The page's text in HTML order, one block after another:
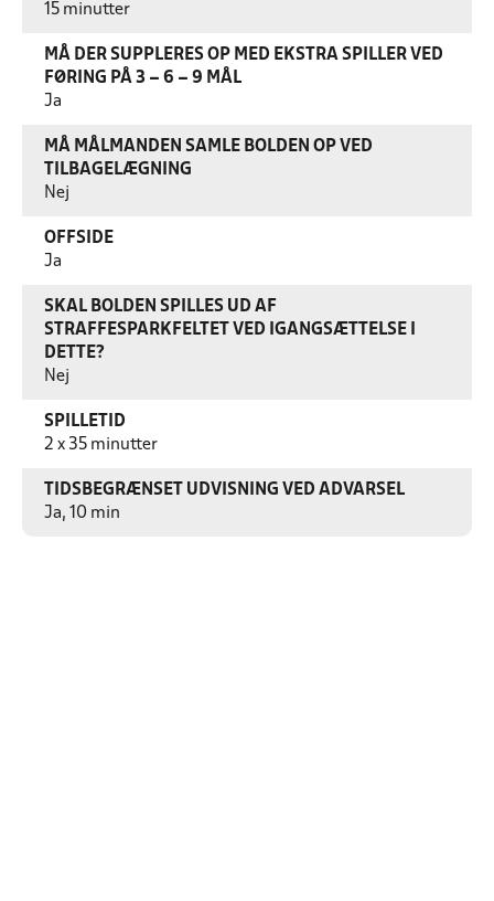
15 minutter
MÅ DER SUPPLERES OP MED EKSTRA SPILLER VED
FØRING PÅ 3 – 6 – 9 MÅL
Ja
MÅ MÅLMANDEN SAMLE BOLDEN OP VED
TILBAGELÆGNING
Nej
OFFSIDE
Ja
SKAL BOLDEN SPILLES UD AF
STRAFFESPARKFELTET VED IGANGSÆTTELSE I
DETTE?
Nej
SPILLETID
2 x 35 minutter
TIDSBEGRÆNSET UDVISNING VED ADVARSEL
Ja, 10 min